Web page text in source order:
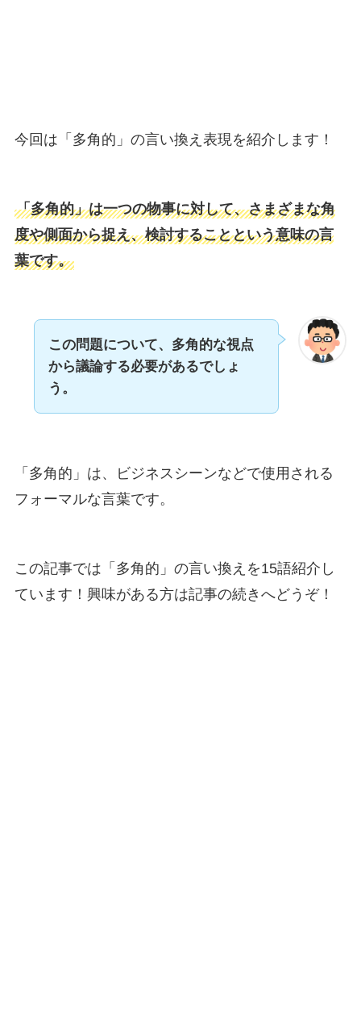
今回は「多角的」の言い換え表現を紹介します！
「多角的」は一つの物事に対して、さまざまな角
度や側面から捉え、検討することという意味の言
葉です。
この問題について、多角的な視点
から議論する必要があるでしょ
う。
「多角的」は、ビジネスシーンなどで使用される
フォーマルな言葉です。
この記事では「多角的」の言い換えを15語紹介し
ています！興味がある方は記事の続きへどうぞ！